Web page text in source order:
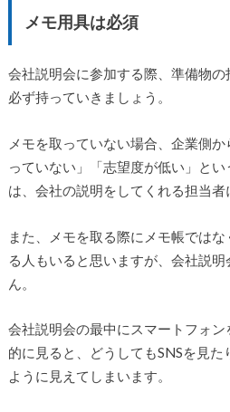
メモ用具は必須
会社説明会に参加する際、準備物
必ず持っていきましょう。
メモを取っていない場合、企業側
っていない」「志望度が低い」と
は、会社の説明をしてくれる担当者
また、メモを取る際にメモ帳では
る人もいると思いますが、会社説
ん。
会社説明会の最中にスマートフォ
的に見ると、どうしてもSNSを見
ように見えてしまいます。